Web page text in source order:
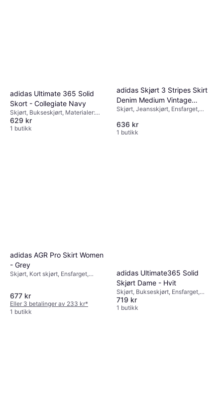
adidas Ultimate 365 Solid
Skort - Collegiate Navy
Skjørt, Bukseskjørt, Materialer:
Polyester
629 kr
1 butikk
adidas Skjørt 3 Stripes Skirt
Denim Medium Vintage
Denim 8
Skjørt, Jeansskjørt, Ensfarget,
Bomull, Lommer
636 kr
1 butikk
adidas AGR Pro Skirt Women
- Grey
Skjørt, Kort skjørt, Ensfarget,
Reflekser, Lommer
677 kr
Eller 3 betalinger av 233 kr*
1 butikk
adidas Ultimate365 Solid
Skjørt Dame - Hvit
Skjørt, Bukseskjørt, Ensfarget,
Materialer: Polyester,
Fuktavvisende
719 kr
1 butikk